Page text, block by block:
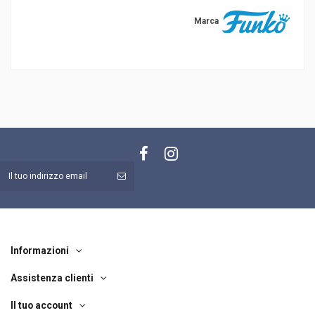
Marca
Informazioni
Assistenza clienti
Il tuo account